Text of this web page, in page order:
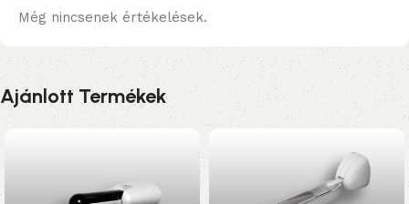
Még nincsenek értékelések.
Ajánlott Termékek